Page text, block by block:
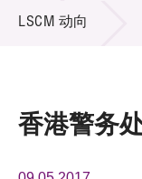
项目及资
活动及消息
LSCM 动向
香港警务